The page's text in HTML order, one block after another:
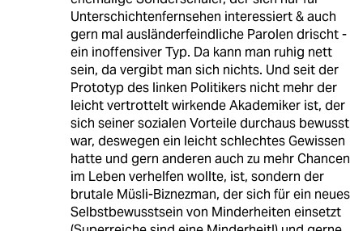
Unterschichtenfernsehen interessiert & auch
gern mal ausländerfeindliche Parolen drischt -
ein inoffensiver Typ. Da kann man ruhig nett
sein, da vergibt man sich nichts. Und seit der
Prototyp des linken Politikers nicht mehr der
leicht vertrottelt wirkende Akademiker ist, der
sich seiner sozialen Vorteile durchaus bewusst
war, deswegen ein leicht schlechtes Gewissen
hatte und gern anderen auch zu mehr Chancen
im Leben verhelfen wollte, ist, sondern der
brutale Müsli-Biznezman, der sich für ein neues
Selbstbewusstsein von Minderheiten einsetzt